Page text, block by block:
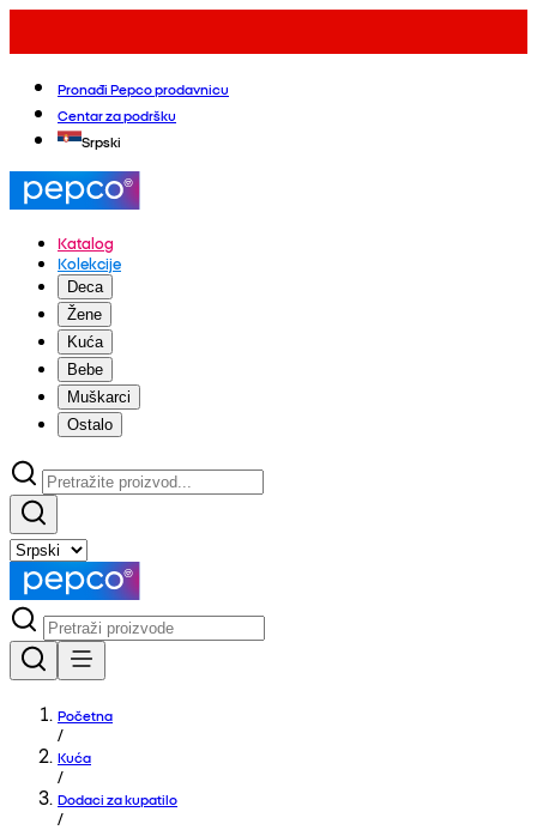
Pronađi Pepco prodavnicu
Centar za podršku
Srpski
Katalog
Kolekcije
Deca
Žene
Kuća
Bebe
Muškarci
Ostalo
Početna
/
Kuća
/
Dodaci za kupatilo
/